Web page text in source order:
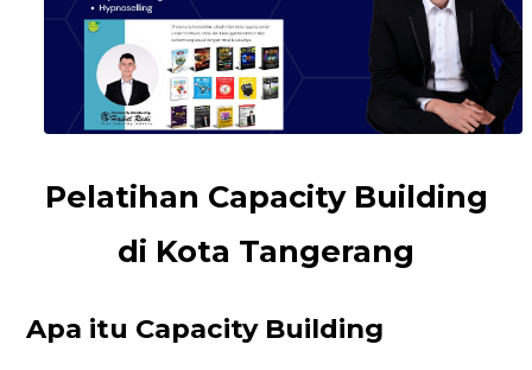
Pelatihan Capacity Building
di Kota Tangerang
Apa itu Capacity Building